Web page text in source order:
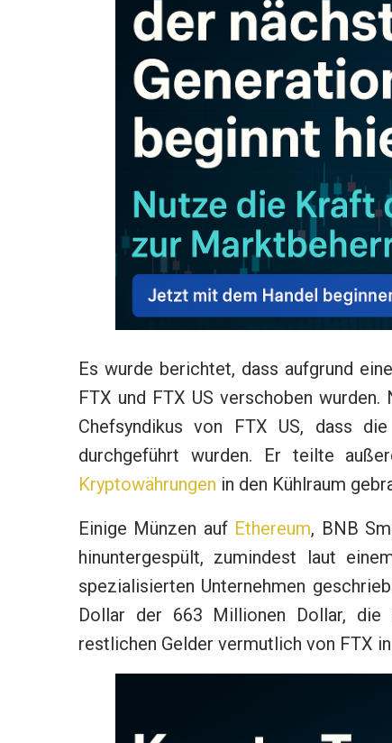
Es wurde berichtet, dass aufgrund
FTX und FTX US verschoben
Chefsyndikus von FTX US, dass
durchgeführt wurden. Er teilte
Kryptowährungen in den Kühlraum
Einige Münzen auf Ethereum, BNB
hinuntergespült, zumindest laut
spezialisierten Unternehmen
Dollar der 663 Millionen Dollar, die
restlichen Gelder vermutlich von FTX